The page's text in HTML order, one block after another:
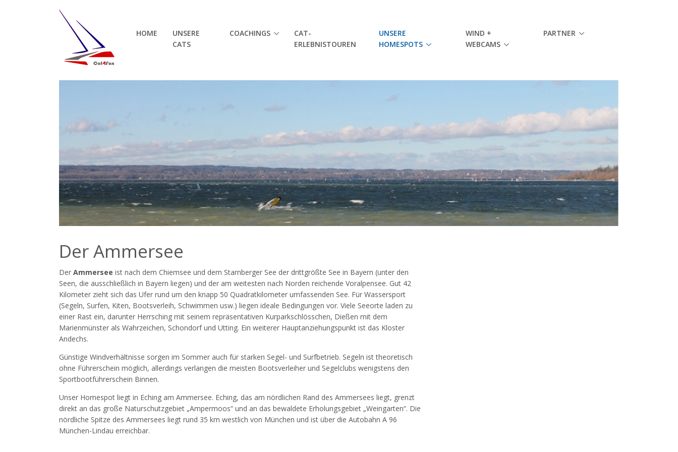
HOME
UNSERE
CATS
COACHINGS
CAT-
ERLEBNISTOUREN
UNSERE
HOMESPOTS
WIND +
WEBCAMS
PARTNER
Der Ammersee
Der Ammersee ist nach dem Chiemsee und dem Starnberger See der drittgrößte See in Bayern (unter den
Seen, die ausschließlich in Bayern liegen) und der am weitesten nach Norden reichende Voralpensee. Gut 42
Kilometer zieht sich das Ufer rund um den knapp 50 Quadratkilometer umfassenden See. Für Wassersport
(Segeln, Surfen, Kiten, Bootsverleih, Schwimmen usw.) liegen ideale Bedingungen vor. Viele Seeorte laden zu
einer Rast ein, darunter Herrsching mit seinem repräsentativen Kurparkschlösschen, Dießen mit dem
Marienmünster als Wahrzeichen, Schondorf und Utting. Ein weiterer Hauptanziehungspunkt ist das Kloster
Andechs.
Günstige Windverhältnisse sorgen im Sommer auch für starken Segel- und Surfbetrieb. Segeln ist theoretisch
ohne Führerschein möglich, allerdings verlangen die meisten Bootsverleiher und Segelclubs wenigstens den
Sportbootführerschein Binnen.
Unser Homespot liegt in Eching am Ammersee. Eching, das am nördlichen Rand des Ammersees liegt, grenzt
direkt an das große Naturschutzgebiet „Ampermoos“ und an das bewaldete Erholungsgebiet „Weingarten“. Die
nördliche Spitze des Ammersees liegt rund 35 km westlich von München und ist über die Autobahn A 96
München-Lindau erreichbar.